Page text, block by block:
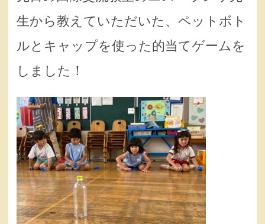
生から教えていただいた、ペットボト
ルとキャップを使った的当てゲームを
しました！